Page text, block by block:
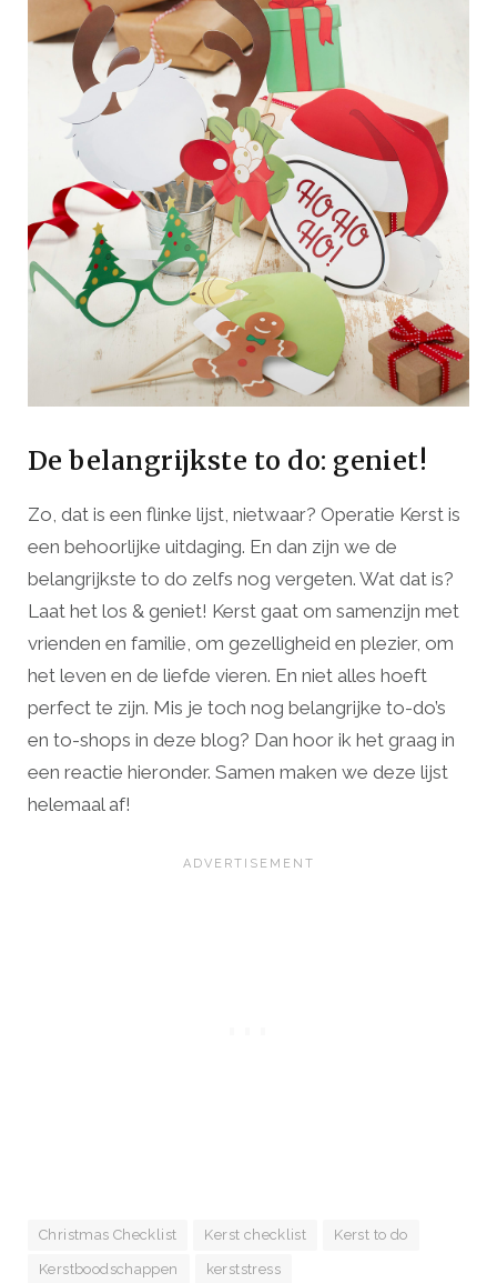
De belangrijkste to do: geniet!
Zo, dat is een flinke lijst, nietwaar? Operatie Kerst is
een behoorlijke uitdaging. En dan zijn we de
belangrijkste to do zelfs nog vergeten. Wat dat is?
Laat het los & geniet! Kerst gaat om samenzijn met
vrienden en familie, om gezelligheid en plezier, om
het leven en de liefde vieren. En niet alles hoeft
perfect te zijn. Mis je toch nog belangrijke to-do’s
en to-shops in deze blog? Dan hoor ik het graag in
een reactie hieronder. Samen maken we deze lijst
helemaal af!
Christmas Checklist Kerst checklist Kerst to do
Kerstboodschappen kerststress